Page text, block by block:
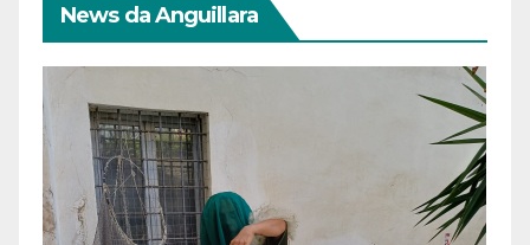
News da Anguillara